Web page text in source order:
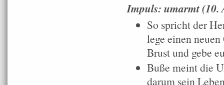
Impuls: umarmt (10.
So spricht der
lege einen
Brust und gebe
Buße meint die
darum sein